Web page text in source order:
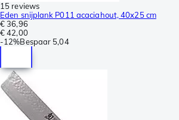
15 reviews
Eden snijplank P011 acaciahout, 40x25 cm
€ 36,96
€ 42,00
-12%Bespaar 5,04